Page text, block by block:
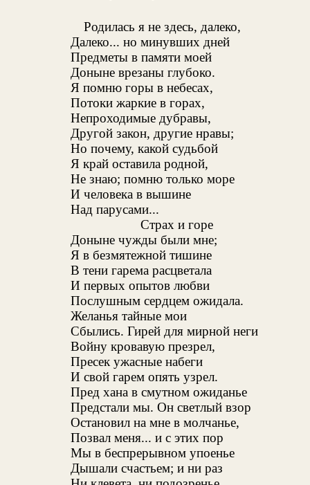
Родилась я не здесь, далеко,
Далеко... но минувших дней
Предметы в памяти моей
Доныне врезаны глубоко.
Я помню горы в небесах,
Потоки жаркие в горах,
Непроходимые дубравы,
Другой закон, другие нравы;
Но почему, какой судьбой
Я край оставила родной,
Не знаю; помню только море
И человека в вышине
Над парусами...
Страх и горе
Доныне чужды были мне;
Я в безмятежной тишине
В тени гарема расцветала
И первых опытов любви
Послушным сердцем ожидала.
Желанья тайные мои
Сбылись. Гирей для мирной неги
Войну кровавую презрел,
Пресек ужасные набеги
И свой гарем опять узрел.
Пред хана в смутном ожиданье
Предстали мы. Он светлый взор
Остановил на мне в молчанье,
Позвал меня... и с этих пор
Мы в беспрерывном упоенье
Дышали счастьем; и ни раз